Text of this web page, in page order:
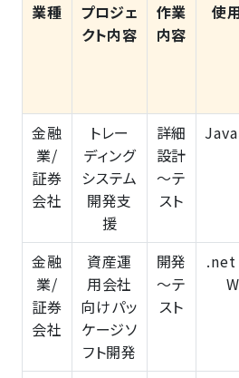
業種
プロジェ
クト内容
作業
内容
使
金融
業/
証券
会社
トレー
ディング
システム
開発支
援
詳細
設計
～テ
スト
金融
業/
証券
会社
資産運
用会社
向けパッ
ケージソ
フト開発
開発
～テ
スト
.net